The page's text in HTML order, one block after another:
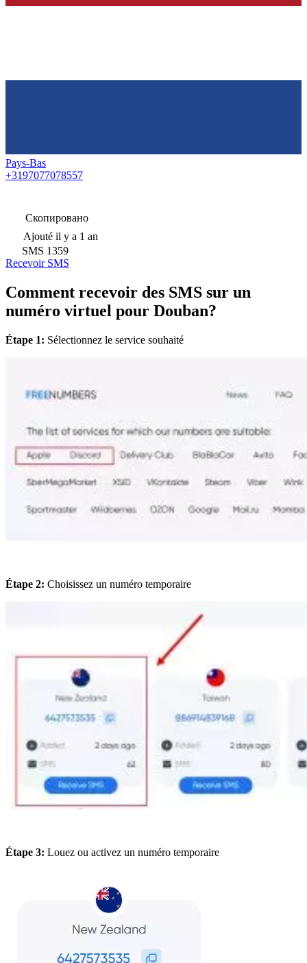
Pays-Bas
+3197077078557
Скопировано
Ajouté il y a 1 an
SMS 1359
Recevoir SMS
Comment recevoir des SMS sur un
numéro virtuel pour Douban?
Étape 1: Sélectionnez le service souhaité
Étape 2: Choisissez un numéro temporaire
Étape 3: Louez ou activez un numéro temporaire